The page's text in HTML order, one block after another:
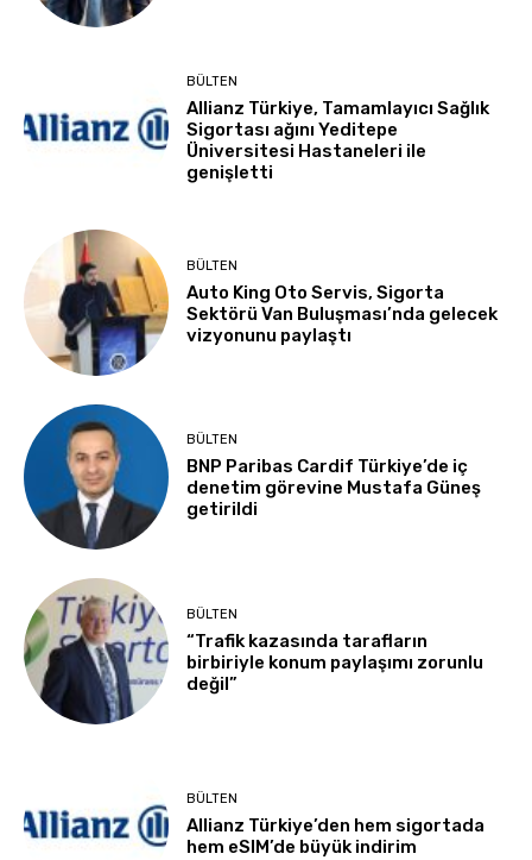
BÜLTEN
Allianz Türkiye, Tamamlayıcı Sağlık
Sigortası ağını Yeditepe
Üniversitesi Hastaneleri ile
genişletti
BÜLTEN
Auto King Oto Servis, Sigorta
Sektörü Van Buluşması’nda gelecek
vizyonunu paylaştı
BÜLTEN
BNP Paribas Cardif Türkiye’de iç
denetim görevine Mustafa Güneş
getirildi
BÜLTEN
“Trafik kazasında tarafların
birbiriyle konum paylaşımı zorunlu
değil”
BÜLTEN
Allianz Türkiye’den hem sigortada
hem eSIM’de büyük indirim